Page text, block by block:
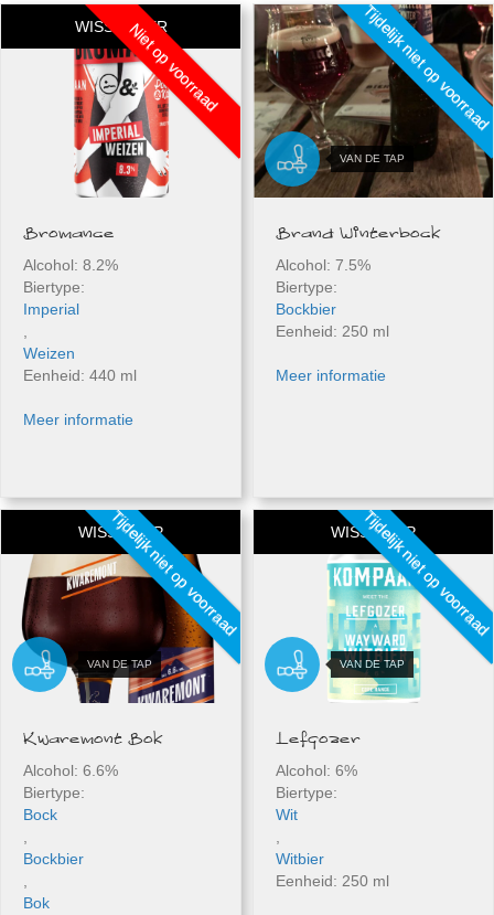
Niet op voorraad
WISSELBIER
Bromance
Alcohol: 8.2%
Biertype:
Imperial
,
Weizen
Eenheid: 440 ml
Meer informatie
Tijdelijk niet op voorraad
Brand Winterbock
Alcohol: 7.5%
Biertype:
Bockbier
Eenheid: 250 ml
Meer informatie
Tijdelijk niet op voorraad
WISSELTAP
Kwaremont Bok
Alcohol: 6.6%
Biertype:
Bock
,
Bockbier
,
Bok
Tijdelijk niet op voorraad
WISSELTAP
Lefgozer
Alcohol: 6%
Biertype:
Wit
,
Witbier
Eenheid: 250 ml